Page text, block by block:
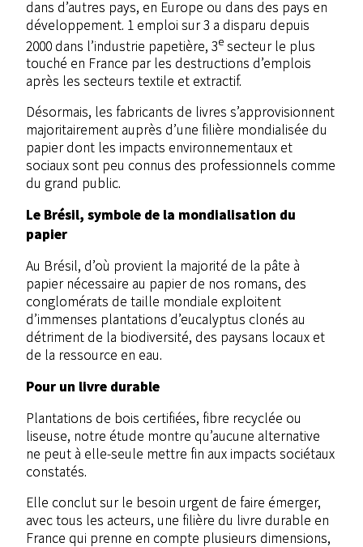
dans d’autres pays, en Europe ou dans des pays en
développement. 1 emploi sur 3 a disparu depuis
2000 dans l’industrie papetière, 3e secteur le plus
touché en France par les destructions d’emplois
après les secteurs textile et extractif.
Désormais, les fabricants de livres s’approvisionnent
majoritairement auprès d’une filière mondialisée du
papier dont les impacts environnementaux et
sociaux sont peu connus des professionnels comme
du grand public.
Le Brésil, symbole de la mondialisation du
papier
Au Brésil, d’où provient la majorité de la pâte à
papier nécessaire au papier de nos romans, des
conglomérats de taille mondiale exploitent
d’immenses plantations d’eucalyptus clonés au
détriment de la biodiversité, des paysans locaux et
de la ressource en eau.
Pour un livre durable
Plantations de bois certifiées, fibre recyclée ou
liseuse, notre étude montre qu’aucune alternative
ne peut à elle-seule mettre fin aux impacts sociétaux
constatés.
Elle conclut sur le besoin urgent de faire émerger,
avec tous les acteurs, une filière du livre durable en
France qui prenne en compte plusieurs dimensions,